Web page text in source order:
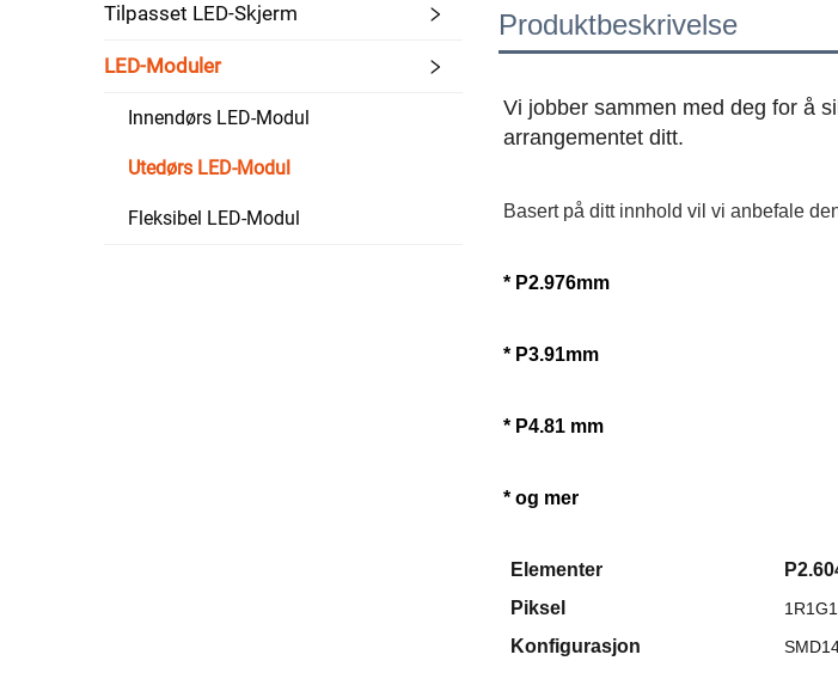
Tilpasset LED-Skjerm
LED-Moduler
Innendørs LED-Modul
Utedørs LED-Modul
Fleksibel LED-Modul
Produktbeskrivelse
Vi jobber sammen med deg for å
arrangementet ditt.
Basert på ditt innhold vil vi anbefale
* P2.976mm
* P3.91mm
* P4.81 mm
* og mer
Elementer
Piksel
Konfigurasjon